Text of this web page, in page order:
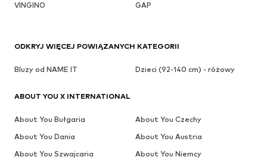
VINGINO
GAP
ODKRYJ WIĘCEJ POWIĄZANYCH KATEGORII
Bluzy od NAME IT Dzieci (92-140 cm) - różowy
ABOUT YOU X INTERNATIONAL
About You Bułgaria
About You Czechy
About You Dania
About You Austria
About You Szwajcaria
About You Niemcy